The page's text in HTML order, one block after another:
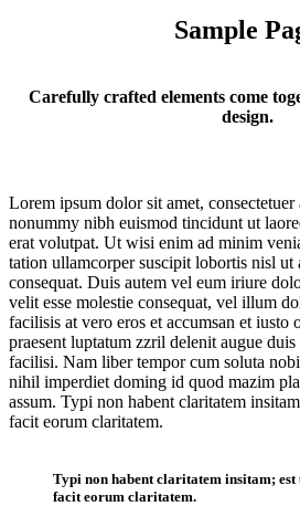
Sample
Carefully crafted elements come
design.
Lorem ipsum dolor sit amet,
nonummy nibh euismod tincidunt ut
erat volutpat. Ut wisi enim ad minim
tation ullamcorper suscipit lobortis nisl ut
consequat. Duis autem vel eum iriure
velit esse molestie consequat, vel illum
facilisis at vero eros et accumsan et
praesent luptatum zzril delenit augue
facilisi. Nam liber tempor cum soluta
nihil imperdiet doming id quod mazim
assum. Typi non habent claritatem
facit eorum claritatem.
Typi non habent claritatem insitam; est
facit eorum claritatem.